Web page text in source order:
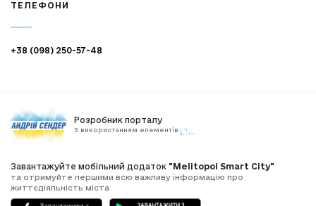
ТЕЛЕФОНИ
+38 (098) 250-57-48
Розробник порталу
З використанням елементів
Завантажуйте мобільний додаток "Melitopol Smart City"
та отримуйте першими всю важливу інформацію про
життєдіяльність міста